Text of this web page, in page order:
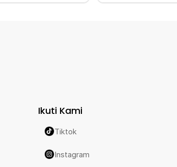
Ikuti Kami
Tiktok
Instagram